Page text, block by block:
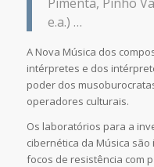
e.a.) …
A Nova Música dos
intérpretes e dos
poder dos
operadores culturais.
Os laboratórios para a
cibernética da Música
focos de resistência com